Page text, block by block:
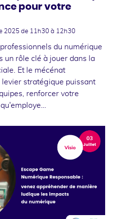
pour votre
2025 de 11h30 à 12h30
du numérique
un rôle clé à jouer dans la
Et le mécénat
stratégique puissant
renforcer votre